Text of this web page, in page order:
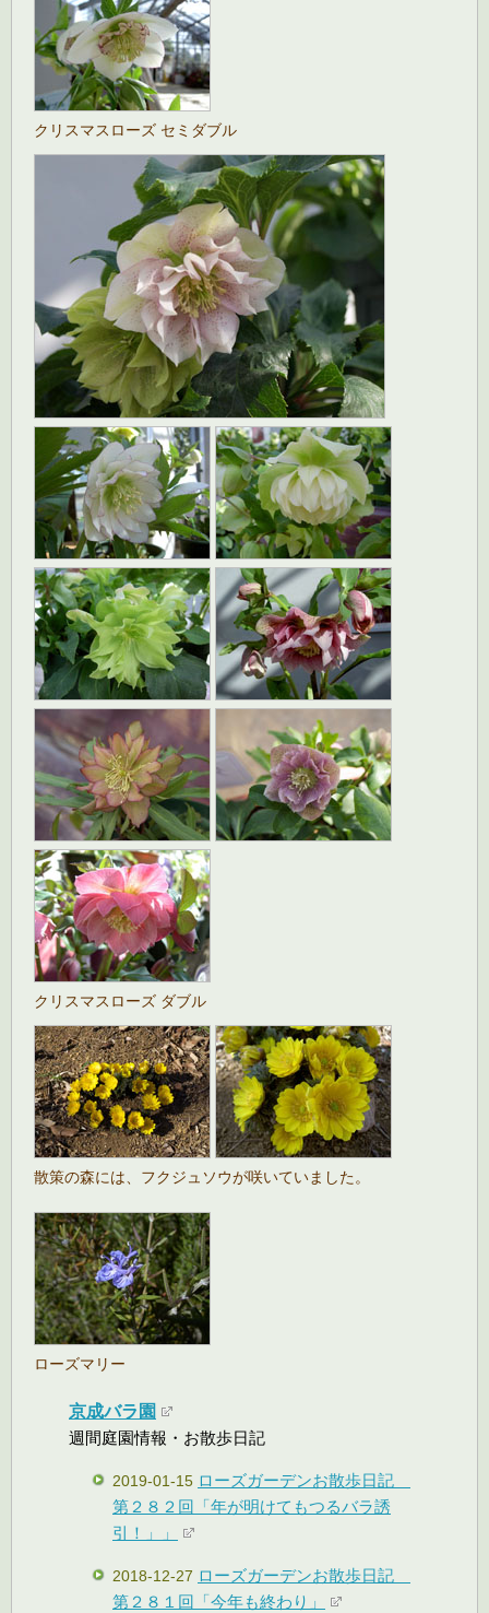
クリスマスローズ セミダブル
クリスマスローズ ダブル
散策の森には、フクジュソウが咲いていました。
ローズマリー
京成バラ園
週間庭園情報・お散歩日記
2019-01-15 ローズガーデンお散歩日記
第２８２回「年が明けてもつるバラ誘
引！」」
2018-12-27 ローズガーデンお散歩日記
第２８１回「今年も終わり」